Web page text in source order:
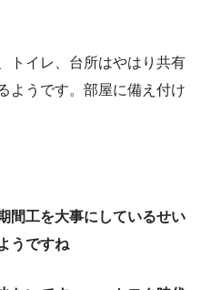
トイレ、台所はやはり共有
ようです。部屋に備え付け
間工を大事にしているせい
うですね